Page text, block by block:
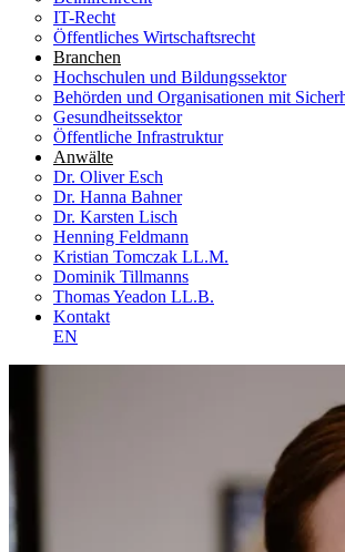
IT-Recht
Öffentliches Wirtschaftsrecht
Branchen
Hochschulen und Bildungssektor
Behörden und Organisationen mit
Gesundheitssektor
Öffentliche Infrastruktur
Anwälte
Dr. Oliver Esch
Dr. Hanna Bahner
Dr. Karsten Lisch
Henning Feldmann
Kristian Tomczak LL.M.
Dominik Tillmanns
Thomas Yeadon LL.B.
Kontakt
EN